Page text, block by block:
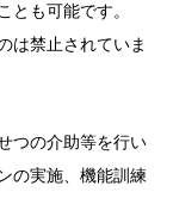
とも可能です。
は禁止されていま
つの介助等を行い
の実施、機能訓練